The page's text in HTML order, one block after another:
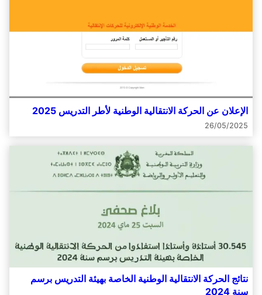
الإعلان عن الحركة الانتقالية الوطنية لأطر التدريس 2025
26/05/2025
نتائج الحركة الانتقالية الوطنية الخاصة بهيئة التدريس برسم
سنة 2024